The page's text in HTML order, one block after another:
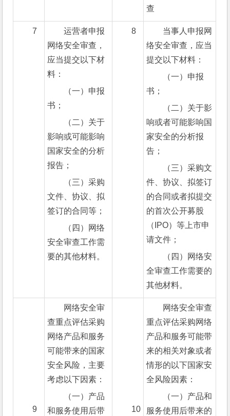
查
7
运营者申报
网络安全审查，
应当提交以下材
料：
（一）申报
书；
（二）关于
影响或可能影响
国家安全的分析
报告；
（三）采购
文件、协议、拟
签订的合同等；
（四）网络
安全审查工作需
要的其他材料。
8
当事人申报网
络安全审查，应当
提交以下材料：
（一）申报
书；
（二）关于影
响或者可能影响国
家安全的分析报
告；
（三）采购文
件、协议、拟签订
的合同或者拟提交
的首次公开募股
（IPO）等上市申
请文件；
（四）网络安
全审查工作需要的
其他材料。
9
网络安全审
查重点评估采购
网络产品和服务
可能带来的国家
安全风险，主要
考虑以下因素：
（一）产品
和服务使用后带
10
网络安全审查
重点评估采购网络
产品和服务可能带
来的相关对象或者
情形的以下国家安
全风险因素：
（一）产品和
服务使用后带来的